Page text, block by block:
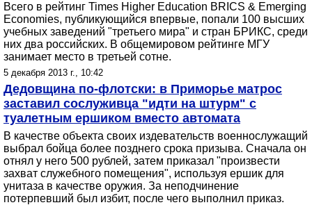
Всего в рейтинг Times Higher Education BRICS & Emerging
Economies, публикующийся впервые, попали 100 высших
учебных заведений "третьего мира" и стран БРИКС, среди
них два российских. В общемировом рейтинге МГУ
занимает место в третьей сотне.
5 декабря 2013 г., 10:42
Дедовщина по-флотски: в Приморье матрос
заставил сослуживца "идти на штурм" с
туалетным ершиком вместо автомата
В качестве объекта своих издевательств военнослужащий
выбрал бойца более позднего срока призыва. Сначала он
отнял у него 500 рублей, затем приказал "произвести
захват служебного помещения", используя ершик для
унитаза в качестве оружия. За неподчинение
потерпевший был избит, после чего выполнил приказ.